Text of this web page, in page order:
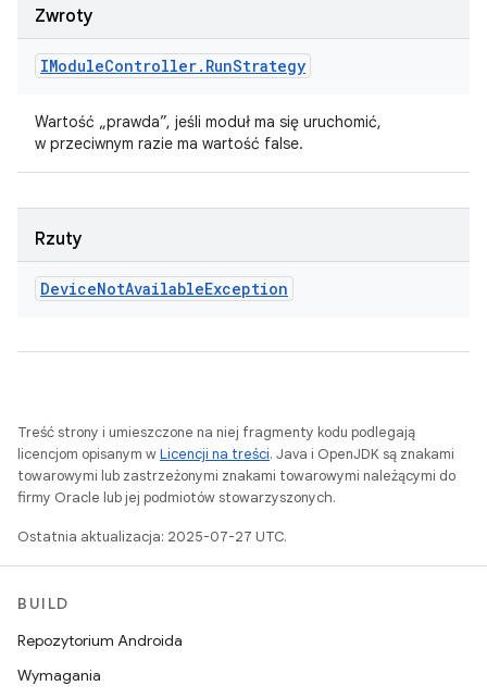
Zwroty
IModuleController. RunStrategy
Wartość „prawda”, jeśli moduł ma się uruchomić,
w przeciwnym razie ma wartość false.
Rzuty
DeviceNotAvailableException
Treść strony i umieszczone na niej fragmenty kodu podlegają
licencjom opisanym wLicencji na treści. Java i OpenJDK są znakami
towarowymi lub zastrzeżonymi znakami towarowymi należącymi do
firmy Oracle lub jej podmiotów stowarzyszonych.
Ostatnia aktualizacja: 2025-07-27 UTC.
BUILD
Repozytorium Androida
Wymagania